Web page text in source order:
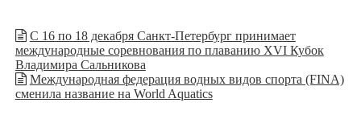
С 16 по 18 декабря Санкт-Петербург принимает
международные соревнования по плаванию XVI Кубок
Владимира Сальникова
Международная федерация водных видов спорта (FINA)
сменила название на World Aquatics